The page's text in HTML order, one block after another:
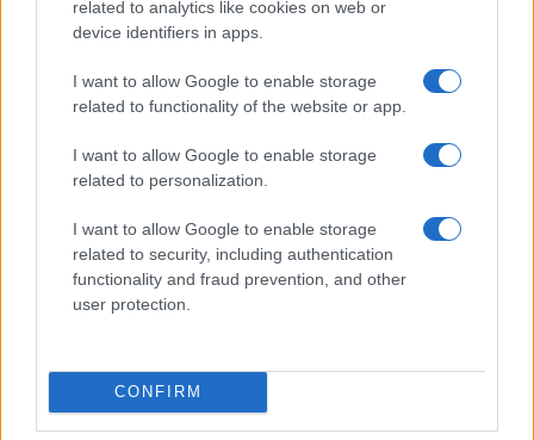
related to analytics like cookies on web or
device identifiers in apps.
I want to allow Google to enable storage
related to functionality of the website or app.
I want to allow Google to enable storage
related to personalization.
I want to allow Google to enable storage
related to security, including authentication
functionality and fraud prevention, and other
user protection.
CONFIRM
Le migliori location in Italia per eventi all’aperto
Itinerario nelle Dolomiti: tappe essenziali e consigli
Microclimi italiani: come scegliere spiagge, colline e